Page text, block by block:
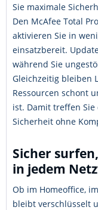
Sie maximale
Den McAfee Total
aktivieren Sie in
einsatzbereit.
während Sie
Gleichzeitig bleiben
Ressourcen schont
ist. Damit treffen
Sicherheit ohne
Sicher
in jedem
Ob im Homeoffice,
bleibt verschlüsselt